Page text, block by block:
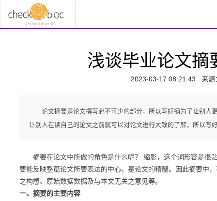
浅谈毕业论文摘
2023-03-17 08:21:43 来源
论文摘要是论文撰写必不可少的部分，所以写好摘为了让别人
让别人在读自己的论文之前就可以对论文进行大致的了解，所以
摘要在论文中所做的角色是什么呢？ 缩影，这个词形容是很
要能反映整篇论文所要表达的中心，是论文的精髓。因此摘要中
之构想、原始数据数据及与本文无关之意见等。
一、摘要的主要内容